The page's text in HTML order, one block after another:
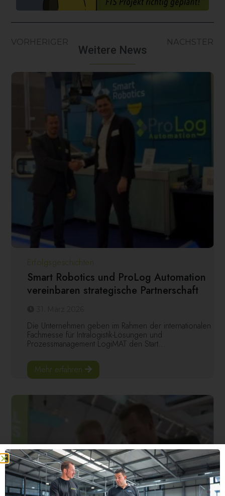
VORHERIGER NÄCHSTER
Weitere News
Erfolgsgeschichten
Smart Robotics und ProLog Automation
vereinbaren strategische Partnerschaft
Die Unternehmen geben im Rahmen der internationalen
Fachmesse für Intralogistik-Lösungen und
Prozessmanagement LogiMAT den Start...
Mehr erfahren